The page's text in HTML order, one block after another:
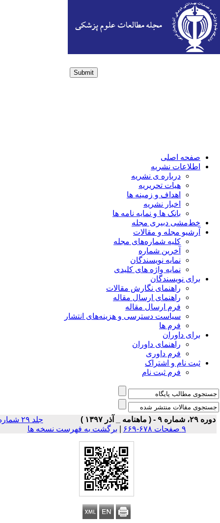
Submit
صفحه اصلی
اطلاعات نشریه
درباره ی نشریه
هیات تحریریه
اهداف و زمینه ها
اخبار نشریه
بانک ها و نمایه نامه ها
خط‌مشی دبیری مجله
آرشیو مجله و مقالات
کلیه شماره‌های مجله
آخرین شماره
نمایه نویسندگان
نمایه واژه های کلیدی
برای نویسندگان
راهنمای نگارش مقالات
راهنمای ارسال مقاله
فرم ارسال مقاله
سیاست دسترسی و هزینه‌های انتشار
فرم ها
برای داوران
راهنمای داوران
فرم داوری
ثبت نام و اشتراک
فرم ثبت نام
شماره ۹ - ( ماهنامه _ آذر ۱۳۹۷ )
جلد ۲۹ شماره
| برگشت به فهرست نسخه ها